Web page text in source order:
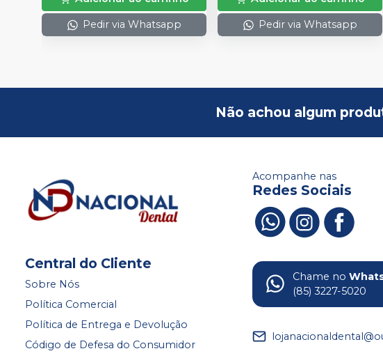
Pedir via Whatsapp Pedir via Whatsapp
Não achou algum
Central do Cliente
Sobre Nós
Política Comercial
Política de Entrega e Devolução
Código de Defesa do Consumidor
Acompanhe nas
Redes Sociais
Chame no
(85) 3227-5020